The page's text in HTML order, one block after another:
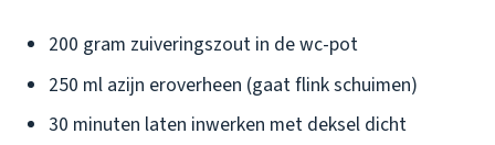
200 gram zuiveringszout in de wc-pot
250 ml azijn eroverheen (gaat flink schuimen)
30 minuten laten inwerken met deksel dicht